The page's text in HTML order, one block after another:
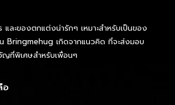
และของตกแต่งน่ารักๆ เหมาะสำหรับเป็นของ
Bringmehug เกิดจากแนวคิด ที่จะส่งมอบ
ที่พิเศษสำหรับเพื่อนๆ
อ